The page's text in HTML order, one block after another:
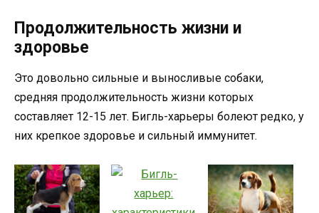
Продолжительность жизни и
здоровье
Это довольно сильные и выносливые собаки,
средняя продолжительность жизни которых
составляет 12-15 лет. Бигль-харьеры болеют редко, у
них крепкое здоровье и сильный иммунитет.